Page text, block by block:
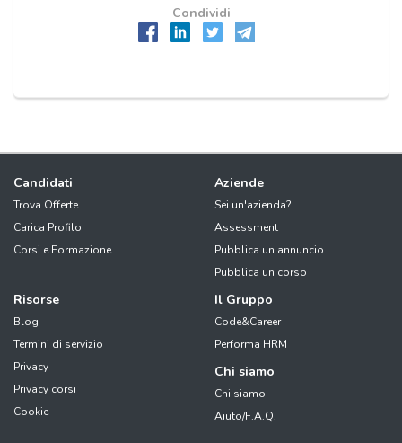
Condividi
Candidati
Trova Offerte
Carica Profilo
Corsi e Formazione
Aziende
Sei un'azienda?
Assessment
Pubblica un annuncio
Pubblica un corso
Risorse
Blog
Termini di servizio
Privacy
Privacy corsi
Cookie
Il Gruppo
Code&Career
Performa HRM
Chi siamo
Chi siamo
Aiuto/F.A.Q.